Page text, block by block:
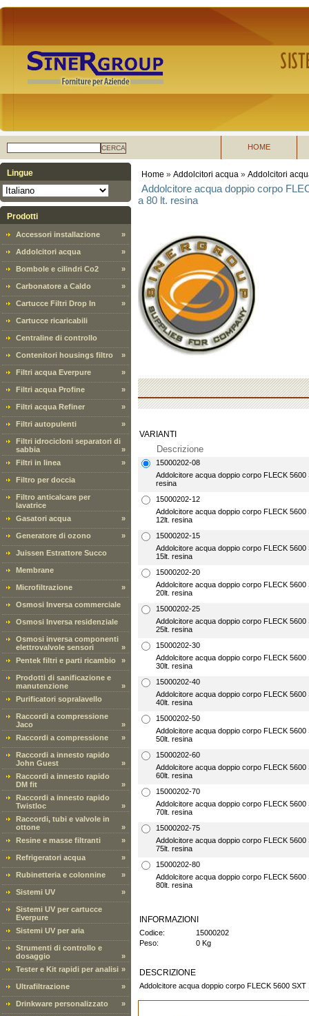
CERCA HOME
Lingue
Prodotti
Accessori installazione »
Addolcitori acqua »
Bombole e cilindri Co2 »
Carbonatore a Caldo »
Cartucce Filtri Drop In »
Cartucce ricaricabili
Centraline di controllo
Contenitori housings filtro »
Filtri acqua Everpure »
Filtri acqua Profine »
Filtri acqua Refiner »
Filtri autopulenti »
Filtri idrocicloni separatori di
sabbia
»
Filtri in linea
»
Filtro per doccia
Filtro anticalcare per
lavatrice
Gasatori acqua
»
Generatore di ozono »
Juissen Estrattore Succo
Membrane
Microfiltrazione »
Osmosi Inversa commerciale
Osmosi Inversa residenziale
Osmosi inversa componenti
elettrovalvole sensori
»
Pentek filtri e parti ricambio
»
Prodotti di sanificazione e
manutenzione
»
Purificatori sopralavello
Raccordi a compressione
Jaco
»
Raccordi a compressione
»
Raccordi a innesto rapido
John Guest
»
Raccordi a innesto rapido
DM fit
»
Raccordi a innesto rapido
Twistloc
»
Raccordi, tubi e valvole in
ottone
»
Resine e masse filtranti
»
Refrigeratori acqua »
Rubinetteria e colonnine »
Sistemi UV »
Sistemi UV per cartucce
Everpure
Sistemi UV per aria
Strumenti di controllo e
dosaggio
»
Tester e Kit rapidi per analisi »
Ultrafiltrazione »
Drinkware personalizzato »
Home » Addolcitori acqua » Addolcitori
Addolcitore acqua doppio corpo
a 80 lt. resina
VARIANTI
Descrizione
15000202-08
Addolcitore acqua doppio corpo FLECK
resina
15000202-12
Addolcitore acqua doppio corpo FLECK
12lt. resina
15000202-15
Addolcitore acqua doppio corpo FLECK
15lt. resina
15000202-20
Addolcitore acqua doppio corpo FLECK
20lt. resina
15000202-25
Addolcitore acqua doppio corpo FLECK
25lt. resina
15000202-30
Addolcitore acqua doppio corpo FLECK
30lt. resina
15000202-40
Addolcitore acqua doppio corpo FLECK
40lt. resina
15000202-50
Addolcitore acqua doppio corpo FLECK
50lt. resina
15000202-60
Addolcitore acqua doppio corpo FLECK
60lt. resina
15000202-70
Addolcitore acqua doppio corpo FLECK
70lt. resina
15000202-75
Addolcitore acqua doppio corpo FLECK
75lt. resina
15000202-80
Addolcitore acqua doppio corpo FLECK
80lt. resina
INFORMAZIONI
Codice:
15000202
Peso:
0 Kg
DESCRIZIONE
Addolcitore acqua doppio corpo FLECK 5600